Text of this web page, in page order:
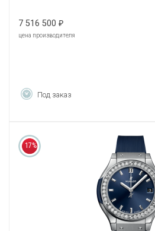
7 516 500 ₽
цена производителя
Под заказ
17%